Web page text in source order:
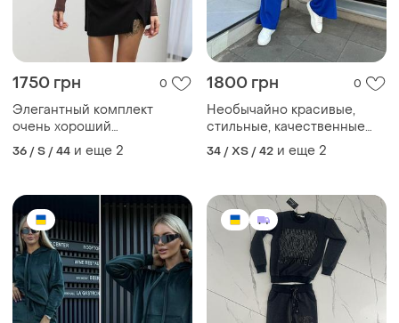
1750 грн 0
Элегантный комплект
очень хороший
качественный материал
удобен в носке юбка шорты
36 / S / 44 и еще 2
1800 грн 0
Необычайно красивые,
стильные, качественные
костюмы ❤️.
34 / XS / 42 и еще 2